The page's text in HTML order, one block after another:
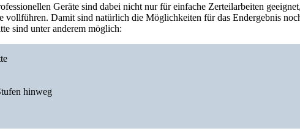
Geräte sind dabei nicht nur für einfache Zerteilarbeiten
vollführen. Damit sind natürlich die Möglichkeiten für das Endergebnis
sind unter anderem möglich:
hinweg